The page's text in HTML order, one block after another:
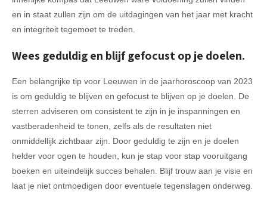
en in staat zullen zijn om de uitdagingen van het jaar met kracht
en integriteit tegemoet te treden.
Wees geduldig en blijf gefocust op je doelen.
Een belangrijke tip voor Leeuwen in de jaarhoroscoop van 2023
is om geduldig te blijven en gefocust te blijven op je doelen. De
sterren adviseren om consistent te zijn in je inspanningen en
vastberadenheid te tonen, zelfs als de resultaten niet
onmiddellijk zichtbaar zijn. Door geduldig te zijn en je doelen
helder voor ogen te houden, kun je stap voor stap vooruitgang
boeken en uiteindelijk succes behalen. Blijf trouw aan je visie en
laat je niet ontmoedigen door eventuele tegenslagen onderweg.